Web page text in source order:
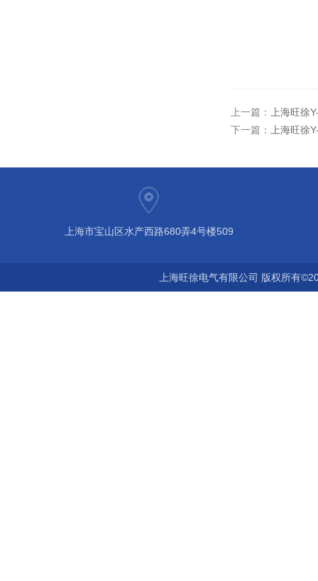
上一篇：
上海旺徐
下一篇：
上海旺徐
上海市宝山区水产西路680弄4号楼509
上海旺徐电气有限公司 版权所有